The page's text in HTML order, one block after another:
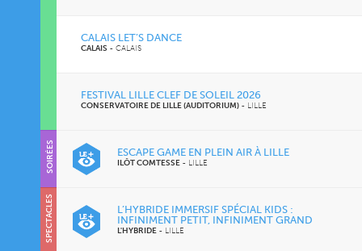
CALAIS LET’S DANCE
CALAIS - CALAIS
FESTIVAL LILLE CLEF DE SOLEIL 2026
CONSERVATOIRE DE LILLE (AUDITORIUM) - LILLE
ESCAPE GAME EN PLEIN AIR À LILLE
ILÔT COMTESSE - LILLE
SOIRÉES
L’HYBRIDE IMMERSIF SPÉCIAL KIDS :
INFINIMENT PETIT, INFINIMENT GRAND
L'HYBRIDE - LILLE
SPECTACLES